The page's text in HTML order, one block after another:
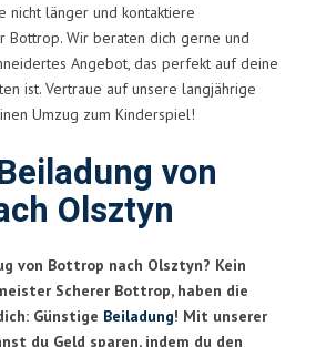
nicht länger und kontaktiere
Bottrop. Wir beraten dich gerne und
Angebot, das perfekt auf deine
ist. Vertraue auf unsere langjährige
Umzug zum Kinderspiel!
von
Olsztyn
von Bottrop nach Olsztyn? Kein
Scherer Bottrop, haben die
Günstige Beiladung! Mit unserer
du Geld sparen, indem du den